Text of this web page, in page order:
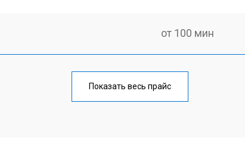
от 100 мин
от 60 мин
Показать весь прайс